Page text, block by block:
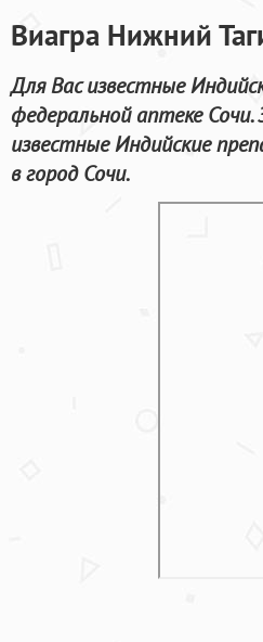
Виагра Нижний
Для Вас известные
федеральной аптеке
известные Индийские
в город Сочи.